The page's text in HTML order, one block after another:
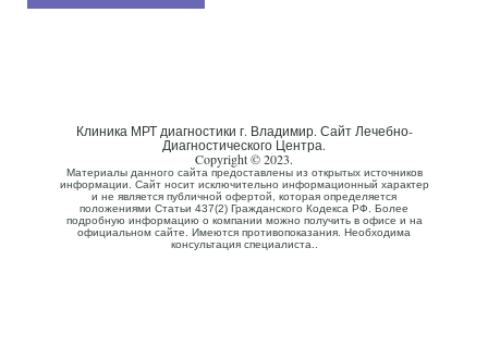
Клиника МРТ диагностики г. Владимир. Сайт Лечебно-
Диагностического Центра.
Copyright © 2023.
Материалы данного сайта предоставлены из открытых источников
информации. Сайт носит исключительно информационный характер
и не является публичной офертой, которая определяется
положениями Статьи 437(2) Гражданского Кодекса РФ. Более
подробную информацию о компании можно получить в офисе и на
официальном сайте. Имеются противопоказания. Необходима
консультация специалиста..